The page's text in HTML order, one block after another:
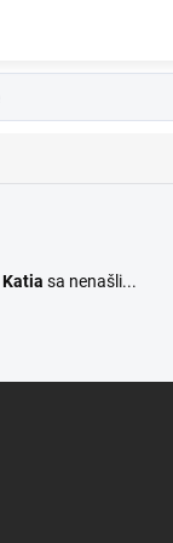
Katia sa nenašli...